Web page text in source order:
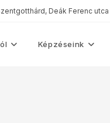
Deák Ferenc
Képzéseink